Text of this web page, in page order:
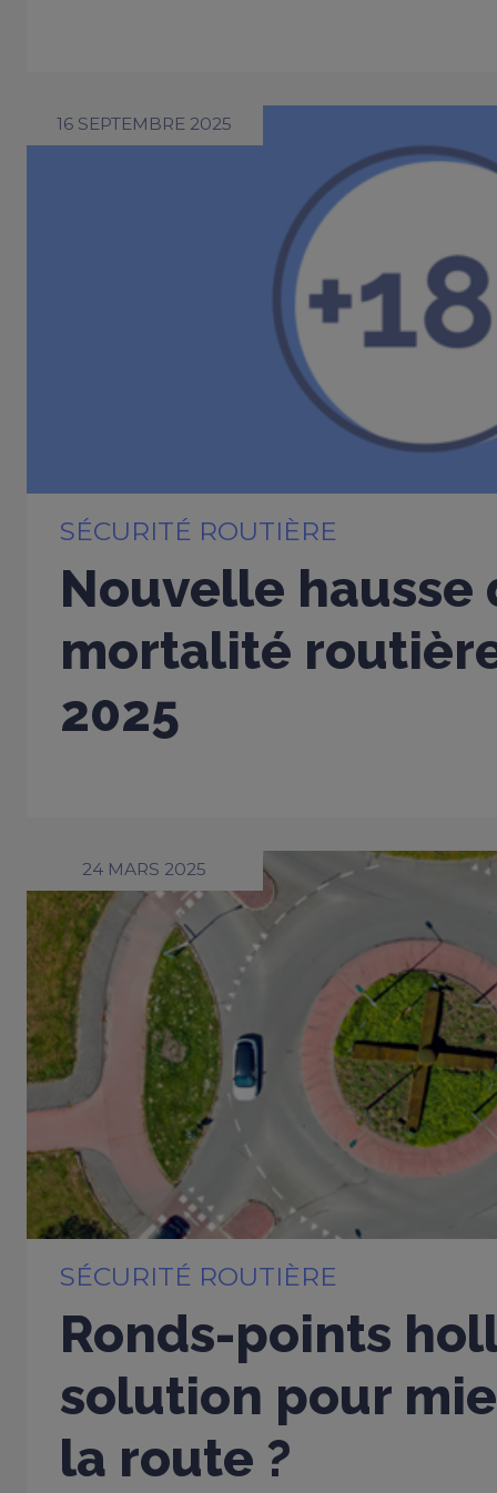
16 SEPTEMBRE 2025
SÉCURITÉ ROUTIÈRE
Nouvelle hausse
mortalité
2025
24 MARS 2025
SÉCURITÉ ROUTIÈRE
Ronds-points
solution pour
la route ?